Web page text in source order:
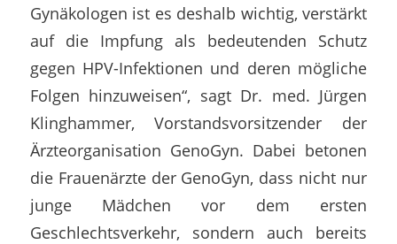
Gynäkologen ist es deshalb wichtig, verstärkt
auf die Impfung als bedeutenden Schutz
gegen HPV-Infektionen und deren mögliche
Folgen hinzuweisen“, sagt Dr. med. Jürgen
Klinghammer, Vorstandsvorsitzender der
Ärzteorganisation GenoGyn. Dabei betonen
die Frauenärzte der GenoGyn, dass nicht nur
junge Mädchen vor dem ersten
Geschlechtsverkehr, sondern auch bereits